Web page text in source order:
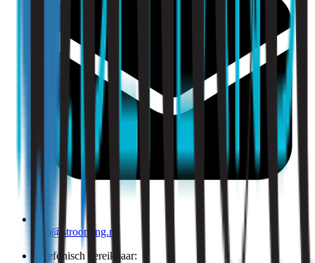
info@strooming.nl
Telefonisch bereikbaar: